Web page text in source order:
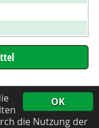
OK
die Nutzung der